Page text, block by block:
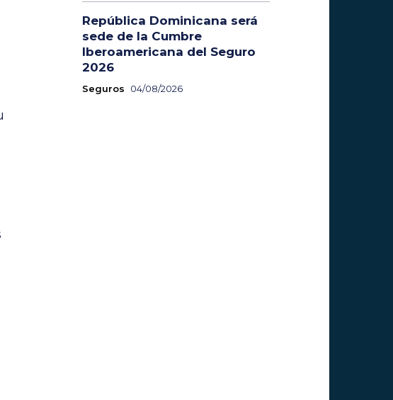
República Dominicana será
sede de la Cumbre
Iberoamericana del Seguro
2026
Seguros 04/08/2026